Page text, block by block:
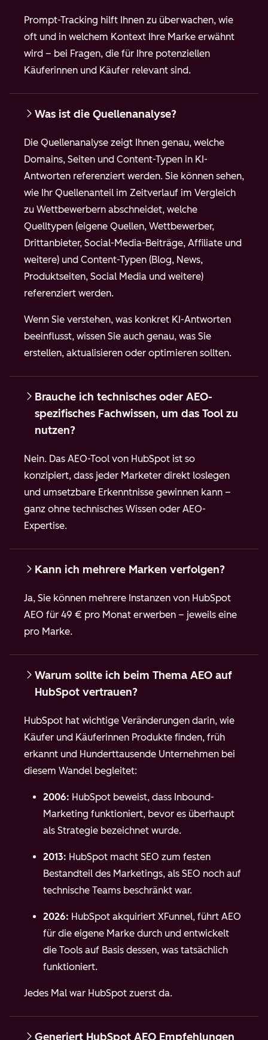
Prompt-Tracking hilft Ihnen zu überwachen, wie
oft und in welchem Kontext Ihre Marke erwähnt
wird – bei Fragen, die für Ihre potenziellen
Käuferinnen und Käufer relevant sind.
Was ist die Quellenanalyse?
Die Quellenanalyse zeigt Ihnen genau, welche
Domains, Seiten und Content-Typen in KI-
Antworten referenziert werden. Sie können sehen,
wie Ihr Quellenanteil im Zeitverlauf im Vergleich
zu Wettbewerbern abschneidet, welche
Quelltypen (eigene Quellen, Wettbewerber,
Drittanbieter, Social-Media-Beiträge, Affiliate und
weitere) und Content-Typen (Blog, News,
Produktseiten, Social Media und weitere)
referenziert werden.
Wenn Sie verstehen, was konkret KI-Antworten
beeinflusst, wissen Sie auch genau, was Sie
erstellen, aktualisieren oder optimieren sollten.
Brauche ich technisches oder AEO-
spezifisches Fachwissen, um das Tool zu
nutzen?
Nein. Das AEO-Tool von HubSpot ist so
konzipiert, dass jeder Marketer direkt loslegen
und umsetzbare Erkenntnisse gewinnen kann –
ganz ohne technisches Wissen oder AEO-
Expertise.
Kann ich mehrere Marken verfolgen?
Ja, Sie können mehrere Instanzen von HubSpot
AEO für 49 € pro Monat erwerben – jeweils eine
pro Marke.
Warum sollte ich beim Thema AEO auf
HubSpot vertrauen?
HubSpot hat wichtige Veränderungen darin, wie
Käufer und Käuferinnen Produkte finden, früh
erkannt und Hunderttausende Unternehmen bei
diesem Wandel begleitet:
2006: HubSpot beweist, dass Inbound-
Marketing funktioniert, bevor es überhaupt
als Strategie bezeichnet wurde.
2013: HubSpot macht SEO zum festen
Bestandteil des Marketings, als SEO noch auf
technische Teams beschränkt war.
2026: HubSpot akquiriert XFunnel, führt AEO
für die eigene Marke durch und entwickelt
die Tools auf Basis dessen, was tatsächlich
funktioniert.
Jedes Mal war HubSpot zuerst da.
Generiert HubSpot AEO Empfehlungen